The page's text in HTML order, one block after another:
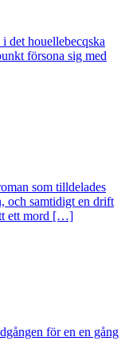
det houellebecqska
försona sig med
som tilldelades
och samtidigt en drift
ett mord […]
för en en gång